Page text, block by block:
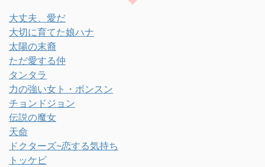
大丈夫、愛だ
大切に育てた娘ハナ
太陽の末裔
ただ愛する仲
タンタラ
力の強い女ト・ボンスン
チョンドジョン
伝説の魔女
天命
ドクターズ~恋する気持ち
トッケビ